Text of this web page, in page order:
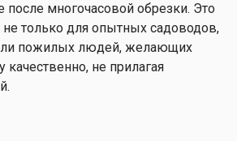
после многочасовой обрезки. Это
только для опытных садоводов,
пожилых людей, желающих
качественно, не прилагая